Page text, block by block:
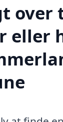
over
eller